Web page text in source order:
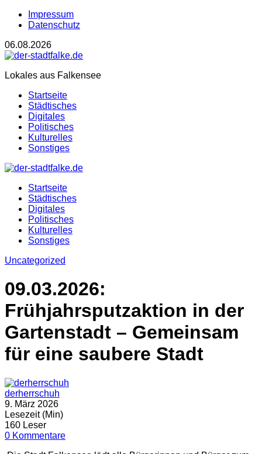
Impressum
Datenschutz
06.08.2026
Lokales aus Falkensee
Startseite
Städtisches
Digitales
Politisches
Kulturelles
Sonstiges
Startseite
Städtisches
Digitales
Politisches
Kulturelles
Sonstiges
Uncategorized
09.03.2026:
Frühjahrsputzaktion in der
Gartenstadt – Gemeinsam
für eine saubere Stadt
derherrschuh
9. März 2026
Lesezeit (Min)
160 Leser
0 Kommentare